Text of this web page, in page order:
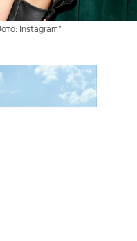
Instagram*